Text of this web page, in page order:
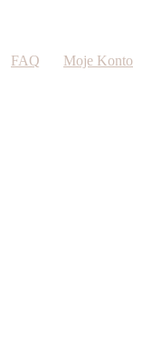
FAQ Moje Konto